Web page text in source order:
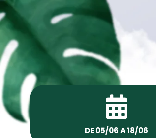
DE 05/06 A18/06